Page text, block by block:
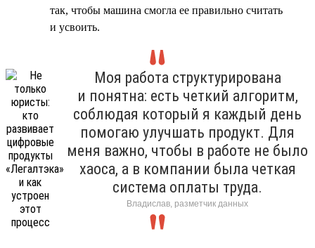
так, чтобы машина смогла ее правильно считать
и усвоить.
Моя работа структурирована
и понятна: есть четкий алгоритм,
соблюдая который я каждый день
помогаю улучшать продукт. Для
меня важно, чтобы в работе не было
хаоса, а в компании была четкая
система оплаты труда.
Владислав, разметчик данных